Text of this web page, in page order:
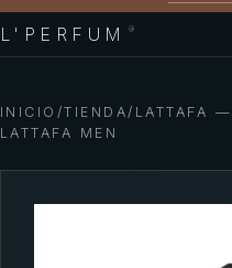
L'PERFUM ®
INICIO /TIENDA/ LATTAFA
LATTAFA MEN